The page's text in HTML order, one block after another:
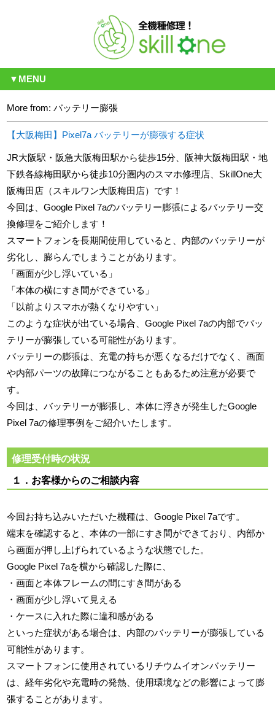
▼MENU
More from: バッテリー膨張
【大阪梅田】Pixel7a バッテリーが膨張する症状
JR大阪駅・阪急大阪梅田駅から徒歩15分、阪神大阪梅田駅・地
下鉄各線梅田駅から徒歩10分圏内のスマホ修理店、SkillOne大
阪梅田店（スキルワン大阪梅田店）です！
今回は、Google Pixel 7aのバッテリー膨張によるバッテリー交
換修理をご紹介します！
スマートフォンを長期間使用していると、内部のバッテリーが
劣化し、膨らんでしまうことがあります。
「画面が少し浮いている」
「本体の横にすき間ができている」
「以前よりスマホが熱くなりやすい」
このような症状が出ている場合、Google Pixel 7aの内部でバッ
テリーが膨張している可能性があります。
バッテリーの膨張は、充電の持ちが悪くなるだけでなく、画面
や内部パーツの故障につながることもあるため注意が必要で
す。
今回は、バッテリーが膨張し、本体に浮きが発生したGoogle
Pixel 7aの修理事例をご紹介いたします。
修理受付時の状況
１．お客様からのご相談内容
今回お持ち込みいただいた機種は、Google Pixel 7aです。
端末を確認すると、本体の一部にすき間ができており、内部か
ら画面が押し上げられているような状態でした。
Google Pixel 7aを横から確認した際に、
・画面と本体フレームの間にすき間がある
・画面が少し浮いて見える
・ケースに入れた際に違和感がある
といった症状がある場合は、内部のバッテリーが膨張している
可能性があります。
スマートフォンに使用されているリチウムイオンバッテリー
は、経年劣化や充電時の発熱、使用環境などの影響によって膨
張することがあります。